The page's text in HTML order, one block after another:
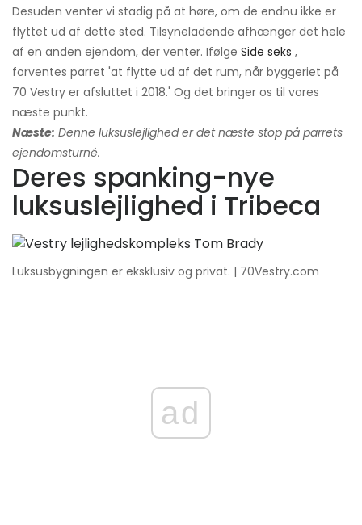
Desuden venter vi stadig på at høre, om de endnu ikke er
flyttet ud af dette sted. Tilsyneladende afhænger det hele
af en anden ejendom, der venter. Ifølge Side seks ,
forventes parret 'at flytte ud af det rum, når byggeriet på
70 Vestry er afsluttet i 2018.' Og det bringer os til vores
næste punkt.
Næste: Denne luksuslejlighed er det næste stop på parrets
ejendomsturné.
Deres spanking-nye
luksuslejlighed i Tribeca
Luksusbygningen er eksklusiv og privat. | 70Vestry.com
ad